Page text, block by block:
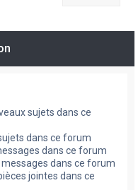
sujets dans ce
dans ce forum
dans ce forum
dans ce forum
jointes dans ce